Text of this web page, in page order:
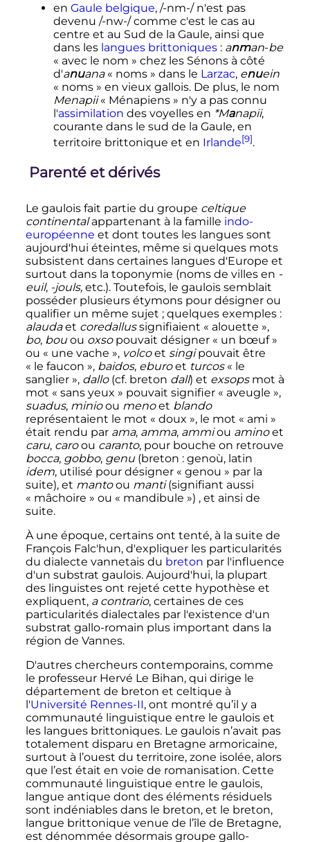
en Gaule belgique, /-nm-/ n'est pas
devenu /-nw-/ comme c'est le cas au
centre et au Sud de la Gaule, ainsi que
dans les langues brittoniques : anman-be
« avec le nom » chez les Sénons à côté
d'anuana« noms » dans le Larzac, enuein
« noms » en vieux gallois. De plus, le nom
Menapii« Ménapiens » n'y a pas connu
l'assimilation des voyelles en *Manapii,
courante dans le sud de la Gaule, en
territoire brittonique et en Irlande[9].
Parenté et dérivés
Le gaulois fait partie du groupe celtique
continentalappartenant à la famille indo-
européenne et dont toutes les langues sont
aujourd'hui éteintes, même si quelques mots
subsistent dans certaines langues d'Europe et
surtout dans la toponymie (noms de villes en -
euil, -jouls,etc.). Toutefois, le gaulois semblait
posséder plusieurs étymons pour désigner ou
qualifier un même sujet ; quelques exemples :
alaudaet coredallussignifiaient « alouette »,
bo, bouou oxsopouvait désigner « un bœuf »
ou « une vache », volcoet singipouvait être
« le faucon », baidos, eburoet turcos« le
sanglier », dallo(cf. breton dall) et exsopsmot à
mot « sans yeux » pouvait signifier « aveugle »,
suadus, minioou menoet blando
représentaient le mot « doux », le mot « ami »
était rendu par ama, amma, ammiou aminoet
caru, caroou caranto, pour bouche on retrouve
bocca, gobbo, genu(breton : genoù, latin
idem, utilisé pour désigner « genou » par la
suite), et mantoou manti(signifiant aussi
« mâchoire » ou « mandibule ») , et ainsi de
suite.
À une époque, certains ont tenté, à la suite de
François Falc'hun, d'expliquer les particularités
du dialecte vannetais du breton par l'influence
d'un substrat gaulois. Aujourd'hui, la plupart
des linguistes ont rejeté cette hypothèse et
expliquent, a contrario, certaines de ces
particularités dialectales par l'existence d'un
substrat gallo-romain plus important dans la
région de Vannes.
D'autres chercheurs contemporains, comme
le professeur Hervé Le Bihan, qui dirige le
département de breton et celtique à
l'Université Rennes-II, ont montré qu’il y a
communauté linguistique entre le gaulois et
les langues brittoniques. Le gaulois n’avait pas
totalement disparu en Bretagne armoricaine,
surtout à l’ouest du territoire, zone isolée, alors
que l’est était en voie de romanisation. Cette
communauté linguistique entre le gaulois,
langue antique dont des éléments résiduels
sont indéniables dans le breton, et le breton,
langue brittonique venue de l’île de Bretagne,
est dénommée désormais groupe gallo-